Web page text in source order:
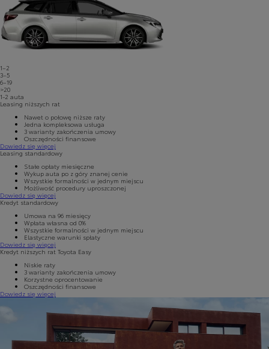
1–2
3–5
6–19
>20
1-2 auta
Leasing niższych rat
Nawet o połowę niższe raty
Jedna kompleksowa usługa
3 warianty zakończenia umowy
Oszczędności finansowe
Dowiedz się więcej
Leasing standardowy
Stałe opłaty miesięczne
Wykup auta po z góry znanej cenie
Wszystkie formalności w jednym miejscu
Możliwość procedury uproszczonej
Dowiedz się więcej
Kredyt standardowy
Umowa na 96 miesięcy
Wpłata własna od 0%
Wszystkie formalności w jednym miejscu
Elastyczne warunki spłaty
Dowiedz się więcej
Kredyt niższych rat Toyota Easy
Niskie raty
3 warianty zakończenia umowy
Korzystne oprocentowanie
Oszczędności finansowe
Dowiedz się więcej